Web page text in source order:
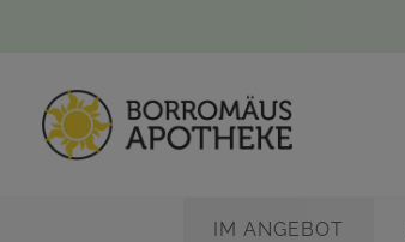
IM ANGEBOT